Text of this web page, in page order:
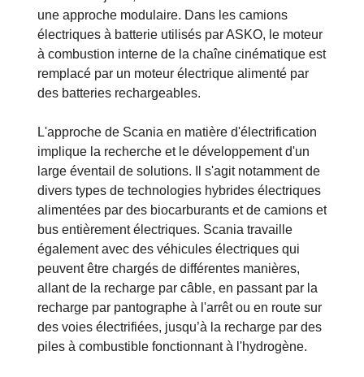
une approche modulaire. Dans les camions
électriques à batterie utilisés par ASKO, le moteur
à combustion interne de la chaîne cinématique est
remplacé par un moteur électrique alimenté par
des batteries rechargeables.
L'approche de Scania en matière d'électrification
implique la recherche et le développement d'un
large éventail de solutions. Il s'agit notamment de
divers types de technologies hybrides électriques
alimentées par des biocarburants et de camions et
bus entièrement électriques. Scania travaille
également avec des véhicules électriques qui
peuvent être chargés de différentes manières,
allant de la recharge par câble, en passant par la
recharge par pantographe à l'arrêt ou en route sur
des voies électrifiées, jusqu’à la recharge par des
piles à combustible fonctionnant à l'hydrogène.